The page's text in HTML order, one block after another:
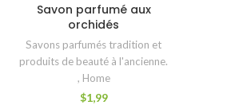
Savon parfumé aux
orchidés
Savons parfumés tradition et
produits de beauté à l'ancienne.
, Home
$1,99